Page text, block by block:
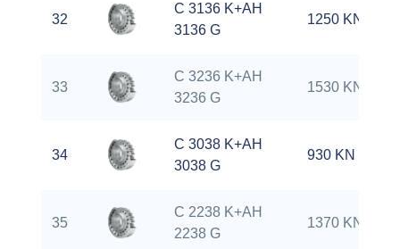
32
C 3136 K+AH
3136 G
1250 KN
33
C 3236 K+AH
3236 G
1530 KN
34
C 3038 K+AH
3038 G
930 KN
35
C 2238 K+AH
2238 G
1370 KN